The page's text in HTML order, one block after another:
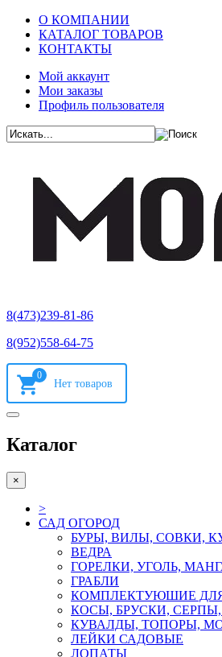
О КОМПАНИИ
КАТАЛОГ ТОВАРОВ
КОНТАКТЫ
Мой аккаунт
Мои заказы
Профиль пользователя
8(473)239-81-86
8(952)558-64-75
0
Каталог
×
>
САД ОГОРОД
БУРЫ, ВИЛЫ, СОВКИ,
ВЕДРА
ГОРЕЛКИ, УГОЛЬ,
ГРАБЛИ
КОМПЛЕКТУЮШИЕ
КОСЫ, БРУСКИ,
КУВАЛДЫ, ТОПОРЫ,
ЛЕЙКИ САДОВЫЕ
ЛОПАТЫ